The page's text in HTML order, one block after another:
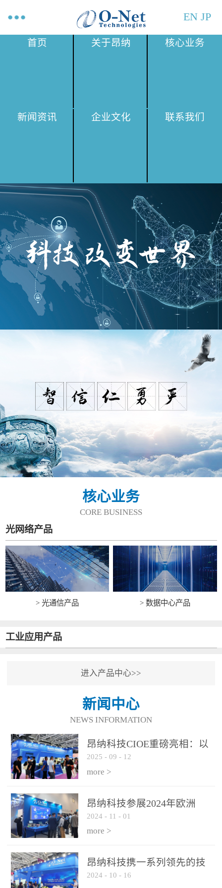
EN JP
首页 关于昂纳 核心业务
新闻资讯 企业文化 联系我们
核心业务
CORE BUSINESS
光网络产品
> 光通信产品 > 数据中心产品
工业应用产品
进入产品中心>>
新闻中心
NEWS INFORMATION
昂纳科技CIOE重磅亮相：以
光通信创新引擎，驱动AI与
算力互联新时代
2025 - 09 - 12
more >
昂纳科技参展2024年欧洲
ECOC展会
2024 - 11 - 01
more >
昂纳科技携一系列领先的技
术平台和优秀产品参展2024
2024 - 10 - 16